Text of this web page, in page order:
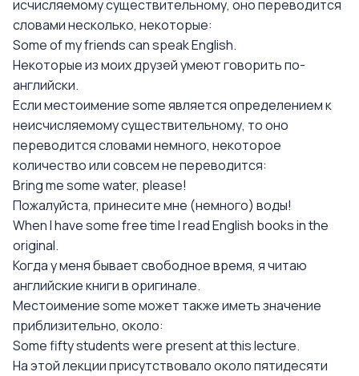
исчисляемому существительному, оно переводится
словами несколько, некоторые:
Some of my friends can speak English.
Некоторые из моих друзей умеют говорить по-
английски.
Если местоимение some является определением к
неисчисляемому существительному, то оно
переводится словами немного, некоторое
количество или совсем не переводится:
Bring me some water, please!
Пожалуйста, принесите мне (немного) воды!
When I have some free time I read English books in the
original.
Когда у меня бывает свободное время, я читаю
английские книги в оригинале.
Местоимение some может также иметь значение
приблизительно, около:
Some fifty students were present at this lecture.
На этой лекции присутствовало около пятидесяти